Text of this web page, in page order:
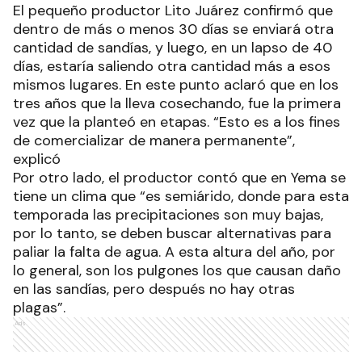
El pequeño productor Lito Juárez confirmó que
dentro de más o menos 30 días se enviará otra
cantidad de sandías, y luego, en un lapso de 40
días, estaría saliendo otra cantidad más a esos
mismos lugares. En este punto aclaró que en los
tres años que la lleva cosechando, fue la primera
vez que la planteó en etapas. “Esto es a los fines
de comercializar de manera permanente”,
explicó
Por otro lado, el productor contó que en Yema se
tiene un clima que “es semiárido, donde para esta
temporada las precipitaciones son muy bajas,
por lo tanto, se deben buscar alternativas para
paliar la falta de agua. A esta altura del año, por
lo general, son los pulgones los que causan daño
en las sandías, pero después no hay otras
plagas”.
Ads